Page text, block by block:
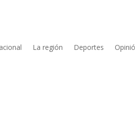
La región Deportes